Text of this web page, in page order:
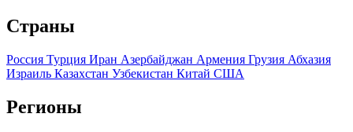
Страны
Россия Турция Иран Азербайджан Армения Грузия Абхазия
Израиль Казахстан Узбекистан Китай США
Регионы